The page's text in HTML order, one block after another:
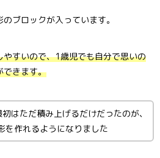
ブロックが入っています。
すいので、1歳児でも自分で思いの
できます。
はただ積み上げるだけだったのが、
を作れるようになりました